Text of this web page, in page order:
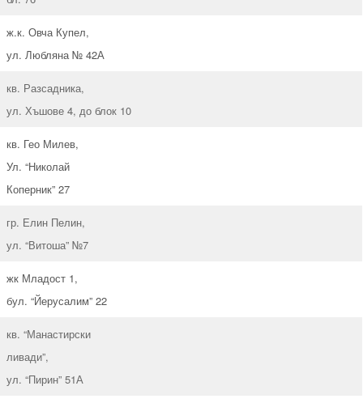
ж.к. Овча Купел,
ул. Любляна № 42А
кв. Разсадника,
ул. Хъшове 4, до блок 10
кв. Гео Милев,
Ул. “Николай
Коперник” 27
гр. Елин Пелин,
ул. “Витоша” №7
жк Младост 1,
бул. “Йерусалим” 22
кв. “Манастирски
ливади”,
ул. “Пирин” 51А